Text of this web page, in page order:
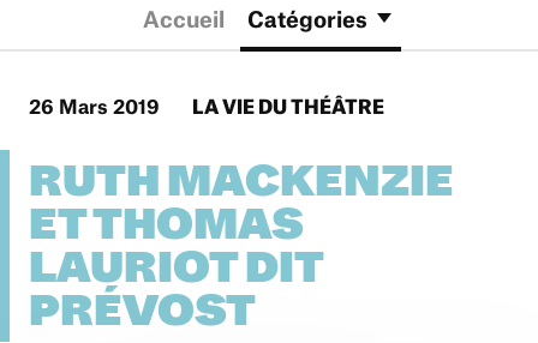
Accueil Catégories
26 Mars 2019 LA VIE DU THÉÂTRE
RUTH MACKENZIE
ET THOMAS
LAURIOT DIT
PRÉVOST